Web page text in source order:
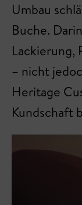
Umbau
Buche.
Lackierung,
– nicht
Heritage
Kundschaft